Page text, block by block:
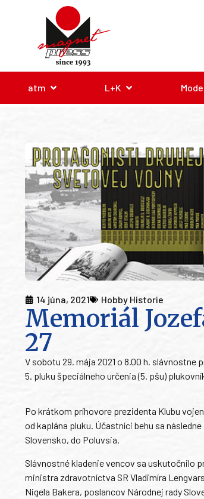
atm L+K
14 júna, 2021 Hobby Historie
Memoriál
27
V sobotu 29. mája 2021 o 8.00 h.
5. pluku špeciálneho určenia (5. pšu)
Po krátkom príhovore prezidenta Klubu
od kaplána pluku. Účastníci behu sa
Slovensko, do Poluvsia.
Slávnostné kladenie vencov sa uskutočnilo
ministra zdravotníctva SR Vladimíra
Nigela Bakera, poslancov Národnej rady